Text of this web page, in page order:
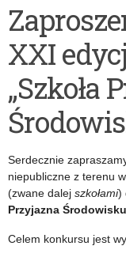
XXI
„Szkoła
Serdecznie
niepubliczne z terenu
(zwane dalej szkołami)
Przyjazna
Celem konkursu jest
z